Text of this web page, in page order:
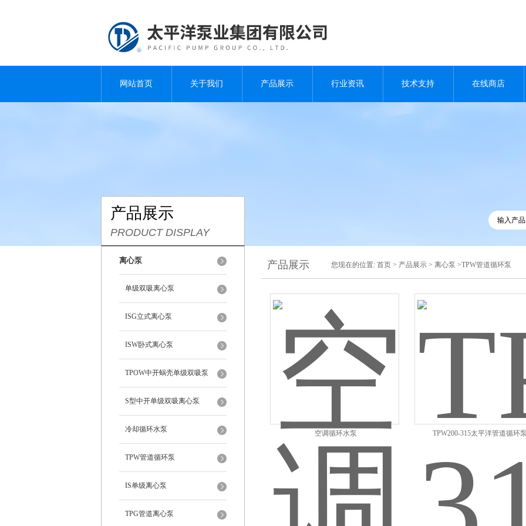
网站首页 关于我们 产品展示 行业资讯 技术支持 在线商店
产品展示
PRODUCT DISPLAY
离心泵
单级双吸离心泵
ISG立式离心泵
ISW卧式离心泵
TPOW中开蜗壳单级双吸泵
S型中开单级双吸离心泵
冷却循环水泵
TPW管道循环泵
IS单级离心泵
TPG管道离心泵
产品展示 您现在的位置: 首页 > 产品展示 > 离心泵 >TPW管道循环泵
空调循环水泵 TPW200-315太平洋管道循环